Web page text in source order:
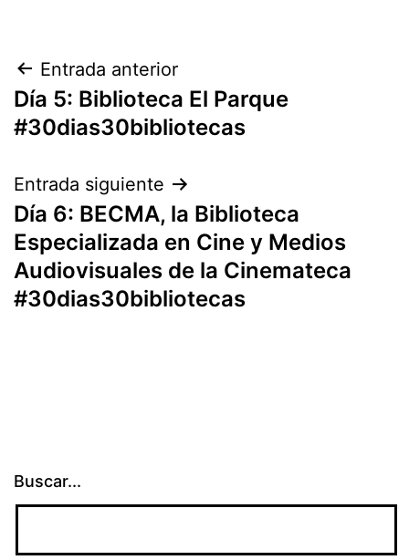
Navegación
de
Entrada anterior
Día 5: Biblioteca El Parque
#30dias30bibliotecas
Entrada siguiente
Día 6: BECMA, la Biblioteca
Especializada en Cine y Medios
Audiovisuales de la Cinemateca
#30dias30bibliotecas
Buscar...